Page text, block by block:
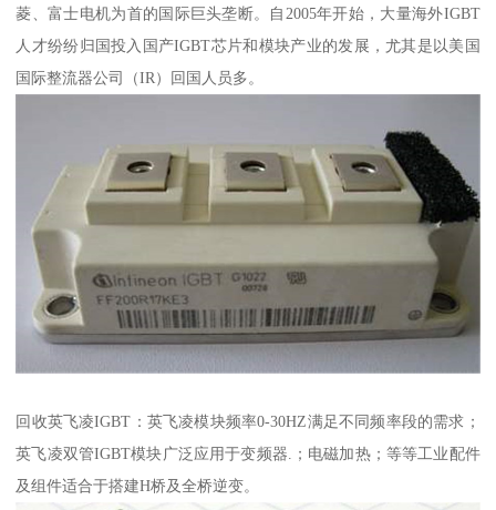
菱、富士电机为首的国际巨头垄断。自2005年开始，大量海外IGBT
人才纷纷归国投入国产IGBT芯片和模块产业的发展，尤其是以美国
国际整流器公司（IR）回国人员多。
回收英飞凌IGBT：英飞凌模块频率0-30HZ满足不同频率段的需求；
英飞凌双管IGBT模块广泛应用于变频器.；电磁加热；等等工业配件
及组件适合于搭建H桥及全桥逆变。